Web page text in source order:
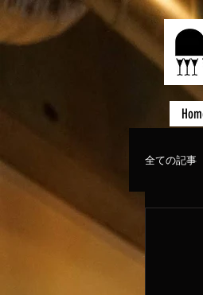
全ての記事